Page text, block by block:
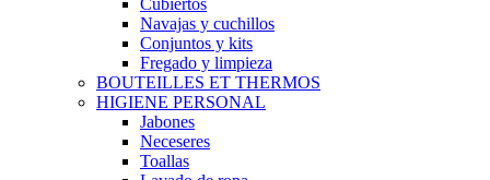
Cubiertos
Navajas y cuchillos
Conjuntos y kits
Fregado y limpieza
BOUTEILLES ET THERMOS
HIGIENE PERSONAL
Jabones
Neceseres
Toallas